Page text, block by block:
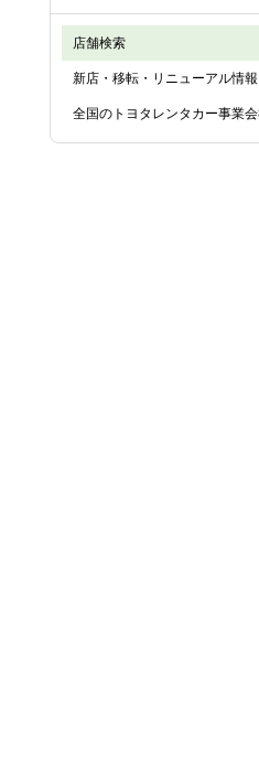
店舗検索
新店・移転・リニューアル情報
全国のトヨタレンタカー事業